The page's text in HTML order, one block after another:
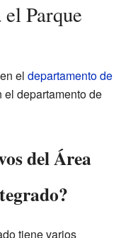
Parque
el departamento de
el departamento de
del Área
tiene varios